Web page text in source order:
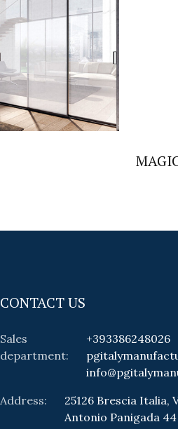
CONTACT US
Sales
department:
+393386248026
Address:
25126 Brescia Italia,
Antonio Panigada 44